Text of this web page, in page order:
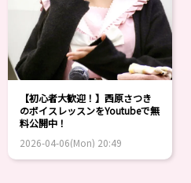
【初心者大歓迎！】西原さつき
のボイスレッスンをYoutubeで無
料公開中！
2026-04-06(Mon) 20:49